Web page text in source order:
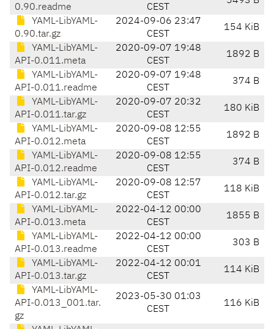
0.90.readme
CEST
YAML-LibYAML-
0.90.tar.gz
2024-09-06 23:47
CEST
154 KiB
YAML-LibYAML-
API-0.011.meta
2020-09-07 19:48
CEST
1892 B
YAML-LibYAML-
API-0.011.readme
2020-09-07 19:48
CEST
374 B
YAML-LibYAML-
API-0.011.tar.gz
2020-09-07 20:32
CEST
180 KiB
YAML-LibYAML-
API-0.012.meta
2020-09-08 12:55
CEST
1892 B
YAML-LibYAML-
API-0.012.readme
2020-09-08 12:55
CEST
374 B
YAML-LibYAML-
API-0.012.tar.gz
2020-09-08 12:57
CEST
118 KiB
YAML-LibYAML-
API-0.013.meta
2022-04-12 00:00
CEST
1855 B
YAML-LibYAML-
API-0.013.readme
2022-04-12 00:00
CEST
303 B
YAML-LibYAML-
API-0.013.tar.gz
2022-04-12 00:01
CEST
114 KiB
YAML-LibYAML-
API-0.013_001.tar.
gz
2023-05-30 01:03
CEST
116 KiB